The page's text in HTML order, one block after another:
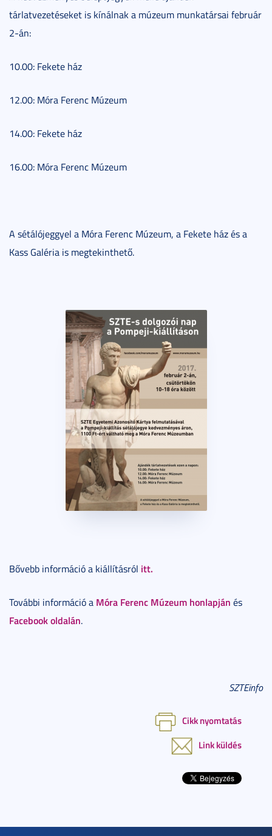
tárlatvezetéseket is kínálnak a múzeum munkatársai február
2-án:
10.00: Fekete ház
12.00: Móra Ferenc Múzeum
14.00: Fekete ház
16.00: Móra Ferenc Múzeum
A sétálójeggyel a Móra Ferenc Múzeum, a Fekete ház és a
Kass Galéria is megtekinthető.
Bővebb információ a kiállításról itt.
További információ a Móra Ferenc Múzeum honlapján és
Facebook oldalán.
SZTEinfo
Cikk nyomtatás
Link küldés